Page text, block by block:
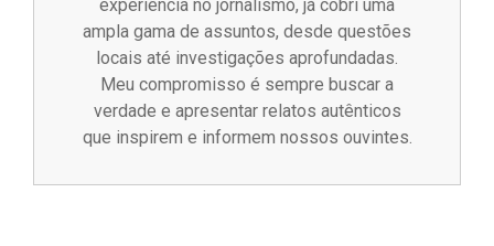
experiência no jornalismo, já cobri uma
ampla gama de assuntos, desde questões
locais até investigações aprofundadas.
Meu compromisso é sempre buscar a
verdade e apresentar relatos autênticos
que inspirem e informem nossos ouvintes.